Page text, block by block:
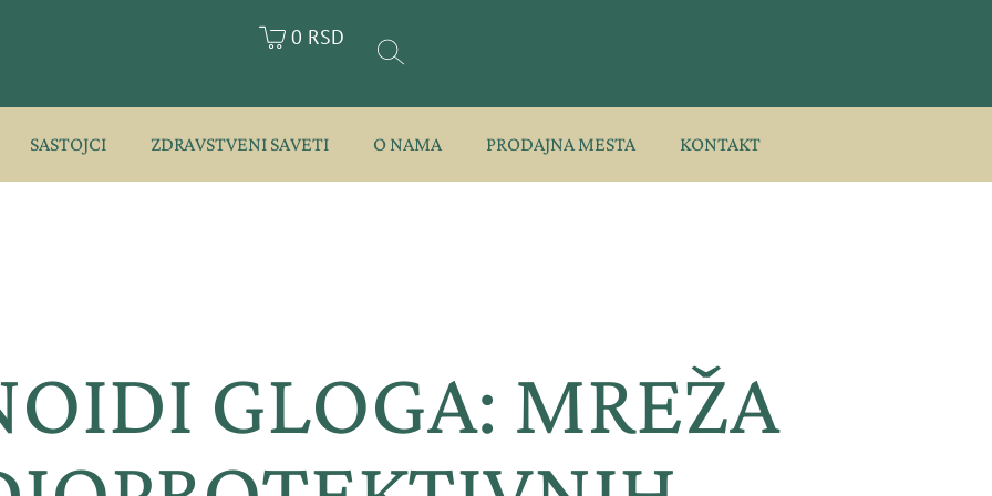
0 RSD
SASTOJCI ZDRAVSTVENI SAVETI O NAMA PRODAJNA MESTA KONTAKT
GLOGA: MREŽA